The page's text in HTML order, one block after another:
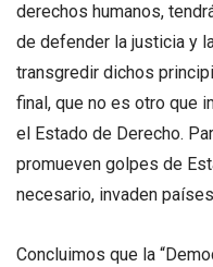
derechos humanos,
de defender la justicia y
transgredir dichos
final, que no es otro que
el Estado de Derecho.
promueven golpes de
necesario, invaden
Concluimos que la